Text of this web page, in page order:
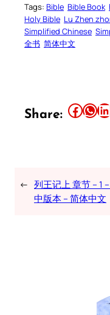
Tags: Bible Bible Book
Holy Bible Lu Zhen
Simplified Chinese
全书 简体中文
Share: Share this article on Facebook Share this article on WhatsApp Share this article on LinkedIn
← 列王记上 章节 – 1
中版本 – 简体中文